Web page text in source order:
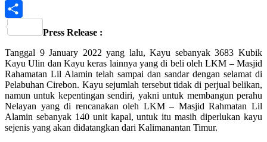
PrintFriendly
Press Release :
Tanggal 9 January 2022 yang lalu, Kayu sebanyak 3683 Kubik
Kayu Ulin dan Kayu keras lainnya yang di beli oleh LKM – Masjid
Rahamatan Lil Alamin telah sampai dan sandar dengan selamat di
Pelabuhan Cirebon. Kayu sejumlah tersebut tidak di perjual belikan,
namun untuk kepentingan sendiri, yakni untuk membangun perahu
Nelayan yang di rencanakan oleh LKM – Masjid Rahmatan Lil
Alamin sebanyak 140 unit kapal, untuk itu masih diperlukan kayu
sejenis yang akan didatangkan dari Kalimanantan Timur.